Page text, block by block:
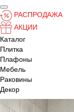
РАСПРОДАЖА
АКЦИИ
Каталог
Плитка
Плафоны
Мебель
Раковины
Декор